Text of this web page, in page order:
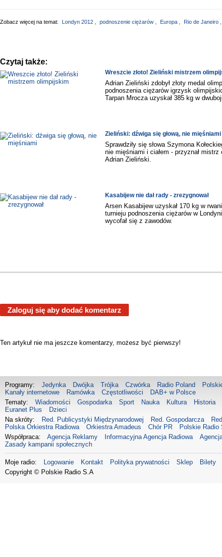
Zobacz więcej na temat: Londyn 2012 podnoszenie ciężarów Europa Rio de Janeiro
Czytaj także:
Wreszcie złoto! Zieliński mistrzem
Adrian Zieliński zdobył złoty medal
podnoszenia ciężarów igrzysk
Tarpan Mrocza uzyskał 385 kg w
Zieliński: dźwiga się głową, nie mięśniami
Sprawdziły się słowa Szymona
nie mięśniami i ciałem - przyznał
Adrian Zieliński.
Kasabijew nie dał rady - zrezygnował
Arsen Kasabijew uzyskał 170 kg w
turnieju podnoszenia ciężarów w
wycofał się z zawodów.
Zaloguj się aby dodać komentarz
Ten artykuł nie ma jeszcze komentarzy, możesz być pierwszy!
Programy: Jedynka Dwójka Trójka Czwórka Radio Poland
Kanały internetowe
Ramówka Częstotliwości
DAB+ w Polsce
Tematy:
Wiadomości Gospodarka Sport Nauka Kultura
Historia
Euranet Plus
Dzieci
Na skróty:
Red. Publicystyki Międzynarodowej Red. Gospodarcza
Polska Orkiestra Radiowa
Orkiestra Amadeus Chór PR
Polskie Radio
Współpraca:
Agencja Reklamy Informacyjna Agencja Radiowa
Zasady kampanii społecznych
Moje radio: Logowanie Kontakt Polityka prywatności Sklep
Bilety
Copyright © Polskie Radio S.A